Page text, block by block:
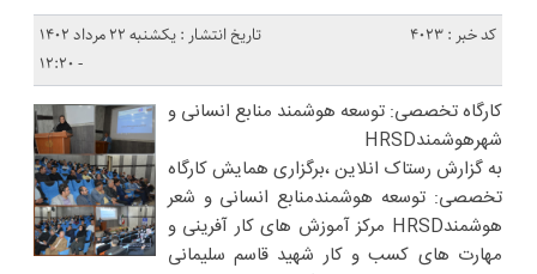
کد خبر : 4023
تاریخ انتشار : یکشنبه ۲۲ مرداد ۱۴۰۲
- ۱۲:۲۰
کارگاه تخصصی: توسعه هوشمند منابع انسانی و
شهرهوشمندHRSD
به گزارش رستاک انلاین ،برگزاری همایش کارگاه
تخصصی: توسعه هوشمندمنابع انسانی و شعر
هوشمندHRSD مرکز آموزش های کار آفرینی و
مهارت های کسب و کار شهید قاسم سلیمانی